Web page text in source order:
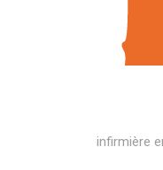
infirmière